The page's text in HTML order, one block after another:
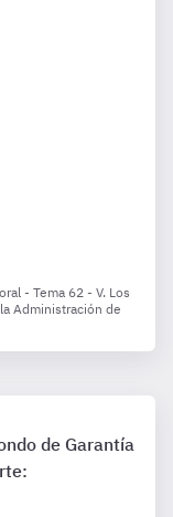
- Tema 62 - V. Los
Administración de
de Garantía